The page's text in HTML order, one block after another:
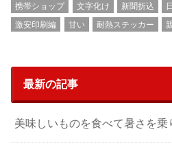
携帯ショップ
文字化け 新聞折込
激安印刷編
甘い 耐熱ステッカー
最新の記事
美味しいものを食べて暑さを乗